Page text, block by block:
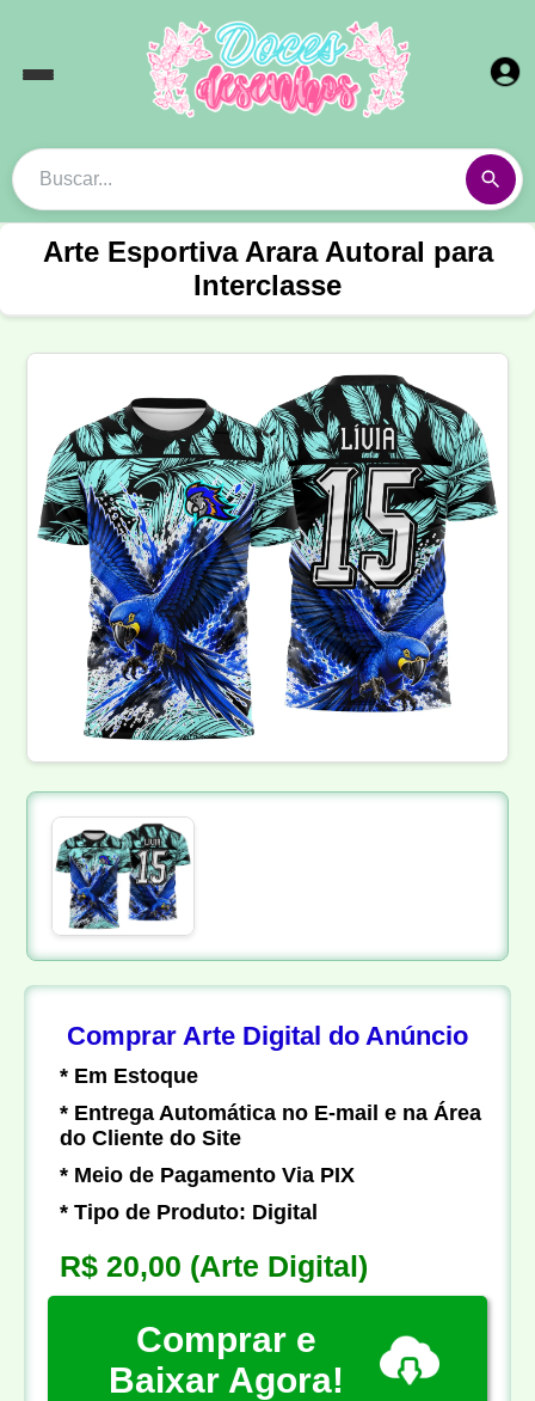
Arte Esportiva Arara Autoral para
Interclasse
Comprar Arte Digital do Anúncio
* Em Estoque
* Entrega Automática no E-mail e na Área
do Cliente do Site
* Meio de Pagamento Via PIX
* Tipo de Produto: Digital
R$ 20,00 (Arte Digital)
Comprar e
Baixar Agora!